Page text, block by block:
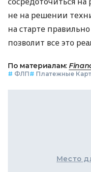
не на решении
на старте
позволит все это
По материалам:
# ФЛП# Платежные
Место